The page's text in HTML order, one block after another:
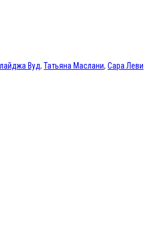
Вуд, Татьяна Маслани, Сара Леви